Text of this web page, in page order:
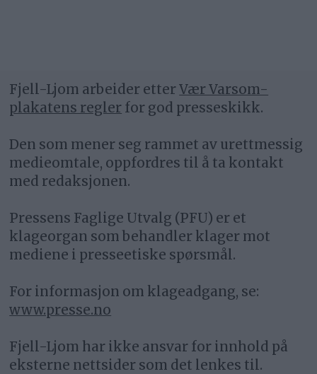
Fjell-Ljom arbeider etterVær Varsom-
plakatens regler for god presseskikk.
Den som mener seg rammet av urettmessig
medieomtale, oppfordres til å ta kontakt
med redaksjonen.
Pressens Faglige Utvalg (PFU) er et
klageorgan som behandler klager mot
mediene i presseetiske spørsmål.
For informasjon om klageadgang, se:
www.presse.no
Fjell-Ljom har ikke ansvar for innhold på
eksterne nettsider som det lenkes til.